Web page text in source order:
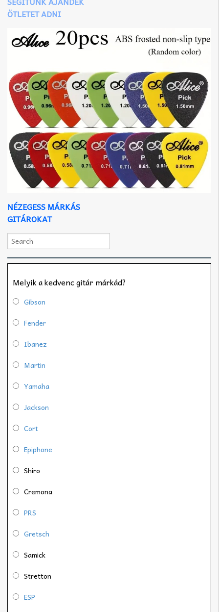
ÖTLETET ADNI
NÉZEGESS MÁRKÁS
GITÁROKAT
Melyik a kedvenc gitár márkád?
Gibson
Fender
Ibanez
Martin
Yamaha
Jackson
Cort
Epiphone
Shiro
Cremona
PRS
Gretsch
Samick
Stretton
ESP